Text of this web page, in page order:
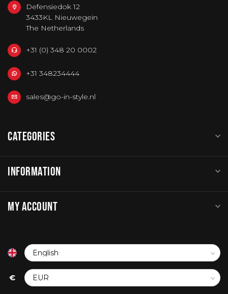
Defensiedok 12
3433KL Nieuwegein
The Netherlands
+31 (0) 348 20 0002
+31 348234444
sales@go-in-style.nl
CATEGORIES
INFORMATION
MY ACCOUNT
€